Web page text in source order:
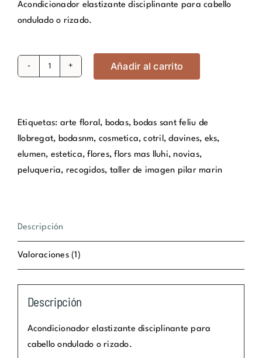
Acondicionador elastizante disciplinante para cabello
ondulado o rizado.
DEL
RIZO
cantidad
Añadir al carrito
Etiquetas: arte floral, bodas,bodas sant feliu de
llobregat, bodasnm, cosmetica,cotril,davines, eks,
elumen, estetica,flores,flors mas lluhi,novias,
peluqueria, recogidos, taller de imagen pilar marin
Descripción
Valoraciones (1)
Descripción
Acondicionador elastizante disciplinante para
cabello ondulado o rizado.